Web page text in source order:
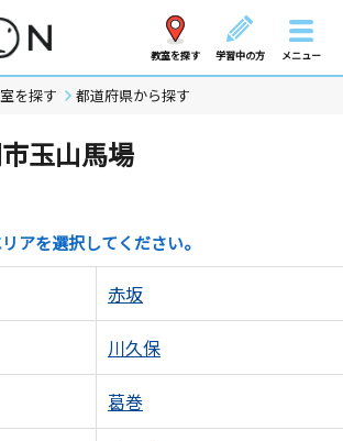
教室を探す 学習中の方 メニュー
を探す 都道府県から探す
玉山馬場
アを選択してください。
赤坂
川久保
葛巻